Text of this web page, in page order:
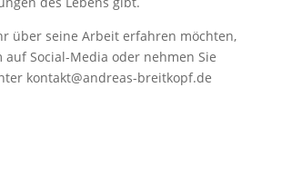
über seine Arbeit erfahren möchten,
auf Social-Media oder nehmen Sie
kontakt@andreas-breitkopf.de